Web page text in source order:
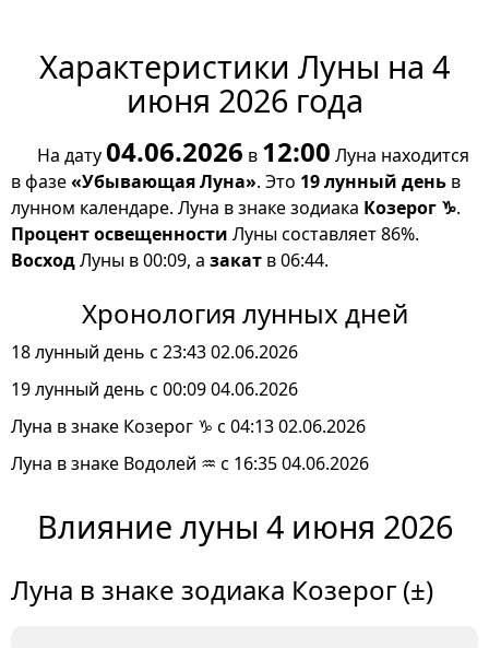
Характеристики Луны на 4
июня 2026 года
На дату04.06.2026 в 12:00 Луна находится
в фазе«Убывающая Луна». Это 19 лунный день в
лунном календаре. Луна в знаке зодиака Козерог ♑.
Процент освещенности Луны составляет 86%.
ВосходЛуны в 00:09, а закат в 06:44.
Хронология лунных дней
18 лунный день с 23:43 02.06.2026
19 лунный день с 00:09 04.06.2026
Луна в знаке Козерог ♑ с 04:13 02.06.2026
Луна в знаке Водолей ♒ с 16:35 04.06.2026
Влияние луны 4 июня 2026
Луна в знаке зодиака Козерог (±)